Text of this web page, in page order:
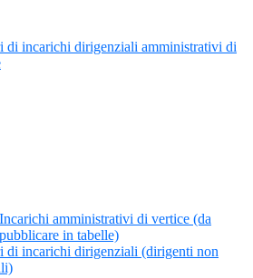
di incarichi dirigenziali amministrativi di
Incarichi amministrativi di vertice (da
pubblicare in tabelle)
di incarichi dirigenziali (dirigenti non